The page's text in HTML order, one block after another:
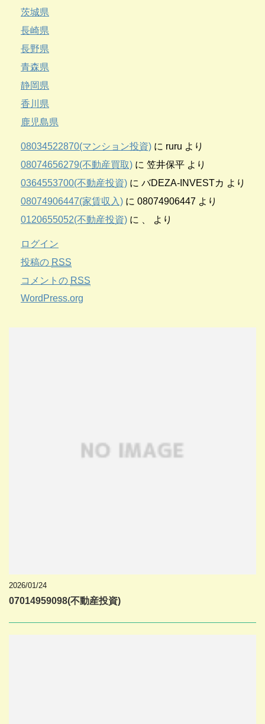
茨城県
長崎県
長野県
青森県
静岡県
香川県
鹿児島県
08034522870(マンション投資) に ruru より
08074656279(不動産買取) に 笠井保平 より
0364553700(不動産投資) に バDEZA-INVESTカ より
08074906447(家賃収入) に 08074906447 より
0120655052(不動産投資) に より
ログイン
投稿の RSS
コメントの RSS
WordPress.org
2026/01/24
07014959098(不動産投資)